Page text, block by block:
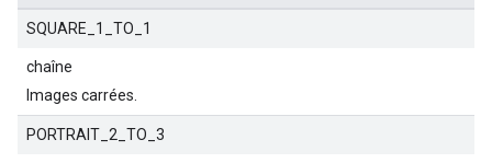
SQUARE_1_TO_1
chaîne
Images carrées.
PORTRAIT_2_TO_3